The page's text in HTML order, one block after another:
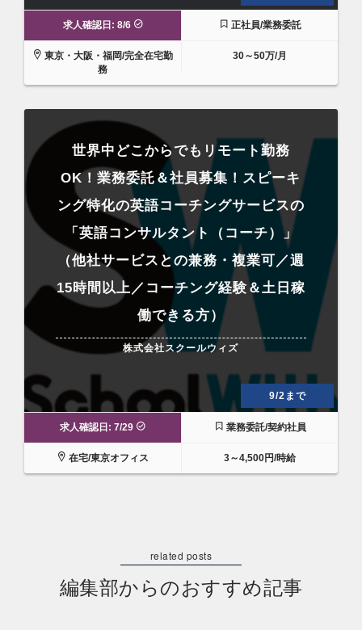
求人確認日: 8/6 正社員/業務委託
東京・大阪・福岡/完全在宅勤
務
30～50万/月
世界中どこからでもリモート勤務
OK！業務委託＆社員募集！スピーキ
ング特化の英語コーチングサービスの
「英語コンサルタント（コーチ）」
（他社サービスとの兼務・複業可／週
15時間以上／コーチング経験＆土日稼
働できる方）
株式会社スクールウィズ
9/2まで
求人確認日: 7/29 業務委託/契約社員
在宅/東京オフィス 3～4,500円/時給
編集部からのおすすめ記事